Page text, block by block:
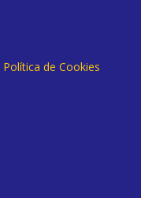
Política de Cookies